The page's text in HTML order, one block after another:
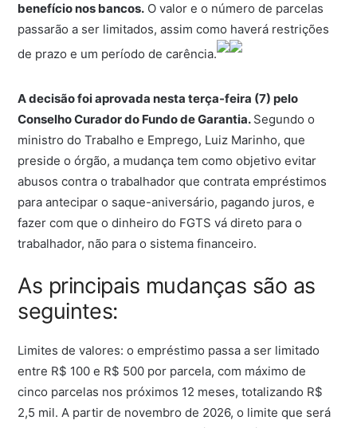
benefício nos bancos. O valor e o número de parcelas
passarão a ser limitados, assim como haverá restrições
de prazo e um período de carência.
A decisão foi aprovada nesta terça-feira (7) pelo
Conselho Curador do Fundo de Garantia. Segundo o
ministro do Trabalho e Emprego, Luiz Marinho, que
preside o órgão, a mudança tem como objetivo evitar
abusos contra o trabalhador que contrata empréstimos
para antecipar o saque-aniversário, pagando juros, e
fazer com que o dinheiro do FGTS vá direto para o
trabalhador, não para o sistema financeiro.
As principais mudanças são as
seguintes:
Limites de valores: o empréstimo passa a ser limitado
entre R$ 100 e R$ 500 por parcela, com máximo de
cinco parcelas nos próximos 12 meses, totalizando R$
2,5 mil. A partir de novembro de 2026, o limite que será